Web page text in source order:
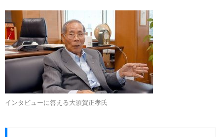
インタビューに答える大須賀正孝氏